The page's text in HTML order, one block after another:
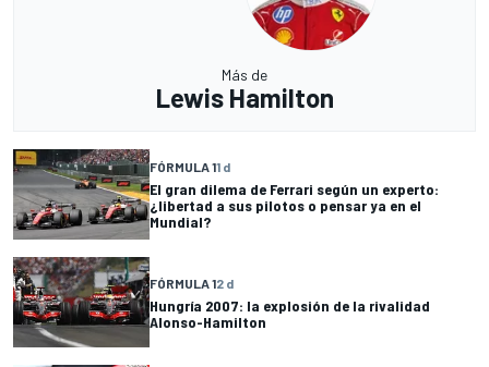
Más de
Lewis Hamilton
FÓRMULA 11 d
El gran dilema de Ferrari según un experto:
¿libertad a sus pilotos o pensar ya en el
Mundial?
FÓRMULA 12 d
Hungría 2007: la explosión de la rivalidad
Alonso-Hamilton